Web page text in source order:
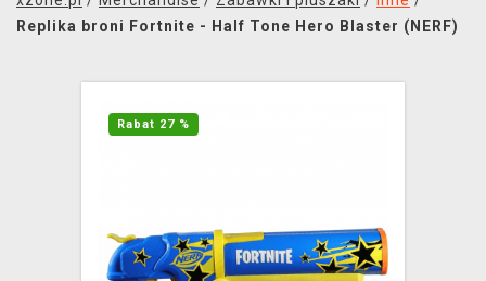
SOUNDTRACKI
XZONE KLUB
Replika broni Fortnite - Half Tone Hero Blaster (NERF)
Rabat 27 %